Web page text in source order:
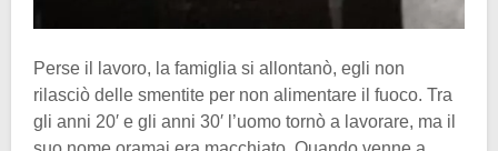
Perse il lavoro, la famiglia si allontanò, egli non
rilasciò delle smentite per non alimentare il fuoco. Tra
gli anni 20′ e gli anni 30′ l’uomo tornò a lavorare, ma il